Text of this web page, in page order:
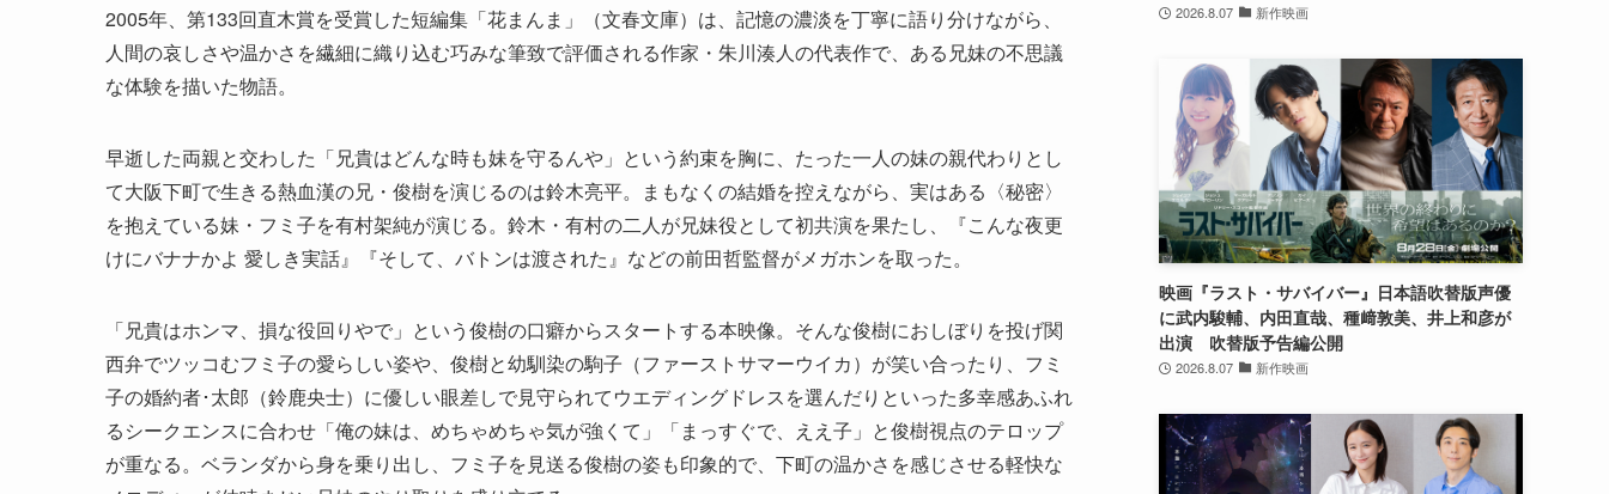
2005年、第133回直木賞を受賞した短編集「花まんま」（文春文庫）は、記憶の濃淡を丁寧に語り分けながら、
人間の哀しさや温かさを繊細に織り込む巧みな筆致で評価される作家・朱川湊人の代表作で、ある兄妹の不思議
な体験を描いた物語。
早逝した両親と交わした「兄貴はどんな時も妹を守るんや」という約束を胸に、たった一人の妹の親代わりとし
て大阪下町で生きる熱血漢の兄・俊樹を演じるのは鈴木亮平。まもなくの結婚を控えながら、実はある〈秘密〉
を抱えている妹・フミ子を有村架純が演じる。鈴木・有村の二人が兄妹役として初共演を果たし、『こんな夜更
けにバナナかよ 愛しき実話』『そして、バトンは渡された』などの前田哲監督がメガホンを取った。
「兄貴はホンマ、損な役回りやで」という俊樹の口癖からスタートする本映像。そんな俊樹におしぼりを投げ関
西弁でツッコむフミ子の愛らしい姿や、俊樹と幼馴染の駒子（ファーストサマーウイカ）が笑い合ったり、フミ
子の婚約者･太郎（鈴鹿央士）に優しい眼差しで見守られてウエディングドレスを選んだりといった多幸感あふれ
るシークエンスに合わせ「俺の妹は、めちゃめちゃ気が強くて」「まっすぐで、ええ子」と俊樹視点のテロップ
が重なる。ベランダから身を乗り出し、フミ子を見送る俊樹の姿も印象的で、下町の温かさを感じさせる軽快な
2026.8.07 新作映画
映画『ラスト・サバイバー』日本語吹替版声優
に武内駿輔、内田直哉、種﨑敦美、井上和彦が
出演 吹替版予告編公開
2026.8.07 新作映画